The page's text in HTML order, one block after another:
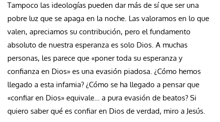
Tampoco las ideologías pueden dar más de sí que ser una
pobre luz que se apaga en la noche. Las valoramos en lo que
valen, apreciamos su contribución, pero el fundamento
absoluto de nuestra esperanza es solo Dios. A muchas
personas, les parece que «poner toda su esperanza y
confianza en Dios» es una evasión piadosa. ¿Cómo hemos
llegado a esta infamia? ¿Cómo se ha llegado a pensar que
«confiar en Dios» equivale… a pura evasión de beatos? Si
quiero saber qué es confiar en Dios de verdad, miro a Jesús.